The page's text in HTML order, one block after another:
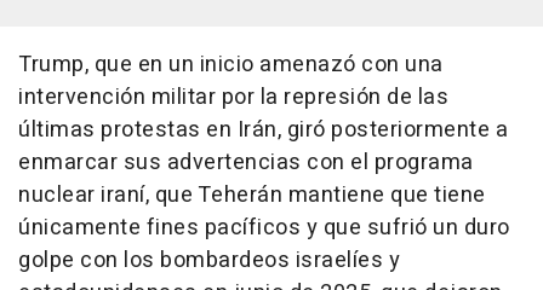
Trump, que en un inicio amenazó con una
intervención militar por la represión de las
últimas protestas en Irán, giró posteriormente a
enmarcar sus advertencias con el programa
nuclear iraní, que Teherán mantiene que tiene
únicamente fines pacíficos y que sufrió un duro
golpe con los bombardeos israelíes y